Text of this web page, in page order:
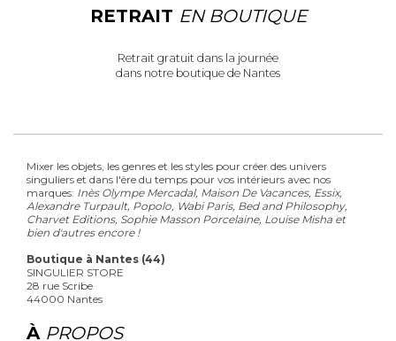
RETRAIT EN BOUTIQUE
Retrait gratuit dans la journée
dans notre boutique de Nantes
Mixer les objets, les genres et les styles pour créer des univers
singuliers et dans l'ère du temps pour vos intérieurs avec nos
marques: Inès Olympe Mercadal, Maison De Vacances, Essix,
Alexandre Turpault, Popolo, Wabi Paris, Bed and Philosophy,
Charvet Editions, Sophie Masson Porcelaine, Louise Misha et
bien d'autres encore !
Boutique à Nantes (44)
SINGULIER STORE
28 rue Scribe
44000 Nantes
À PROPOS